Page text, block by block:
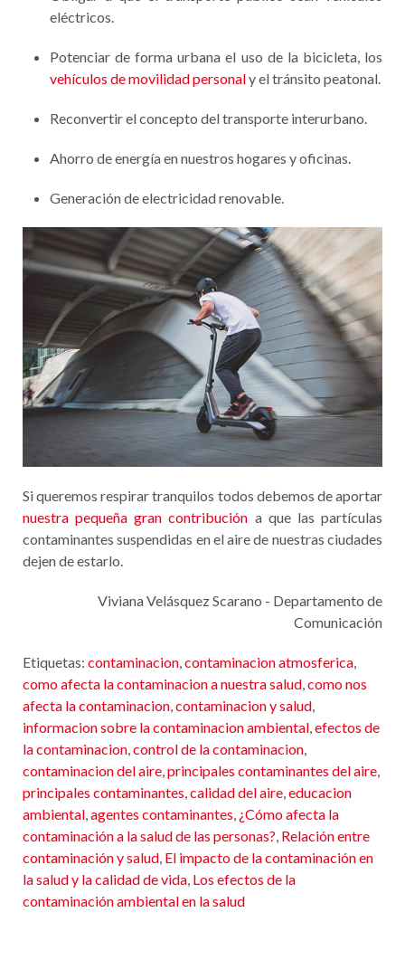
eléctricos.
Potenciar de forma urbana el uso de la bicicleta, los
vehículos de movilidad personaly el tránsito peatonal.
Reconvertir el concepto del transporte interurbano.
Ahorro de energía en nuestros hogares y oficinas.
Generación de electricidad renovable.
Si queremos respirar tranquilos todos debemos de aportar
nuestra pequeña gran contribución a que las partículas
contaminantes suspendidas en el aire de nuestras ciudades
dejen de estarlo.
Viviana Velásquez Scarano - Departamento de
Comunicación
Etiquetas: contaminacion,contaminacion atmosferica,
como afecta la contaminacion a nuestra salud,como nos
afecta la contaminacion,contaminacion y salud,
informacion sobre la contaminacion ambiental,efectos de
la contaminacion,control de la contaminacion,
contaminacion del aire,principales contaminantes del aire,
principales contaminantes,calidad del aire,educacion
ambiental,agentes contaminantes, ¿Cómo afecta la
contaminación a la salud de las personas?, Relación entre
contaminación y salud, El impacto de la contaminación en
la salud y la calidad de vida, Los efectos de la
contaminación ambiental en la salud